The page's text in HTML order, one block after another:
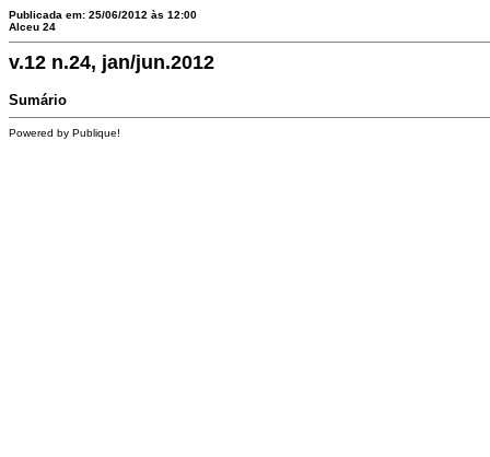
Publicada em: 25/06/2012 às 12:00
Alceu 24
v.12 n.24, jan/jun.2012
Sumário
Powered by Publique!